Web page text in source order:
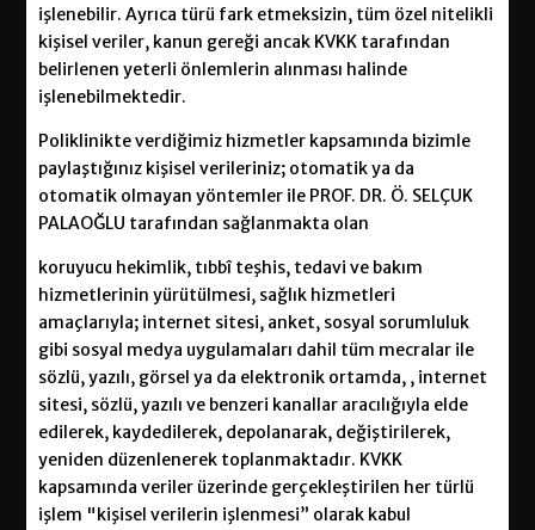
işlenebilir. Ayrıca türü fark etmeksizin, tüm özel nitelikli
kişisel veriler, kanun gereği ancak KVKK tarafından
belirlenen yeterli önlemlerin alınması halinde
işlenebilmektedir.
Poliklinikte verdiğimiz hizmetler kapsamında bizimle
paylaştığınız kişisel verileriniz; otomatik ya da
otomatik olmayan yöntemler ile PROF. DR. Ö. SELÇUK
PALAOĞLU tarafından sağlanmakta olan
koruyucu hekimlik, tıbbî teşhis, tedavi ve bakım
hizmetlerinin yürütülmesi, sağlık hizmetleri
amaçlarıyla; internet sitesi, anket, sosyal sorumluluk
gibi sosyal medya uygulamaları dahil tüm mecralar ile
sözlü, yazılı, görsel ya da elektronik ortamda, , internet
sitesi, sözlü, yazılı ve benzeri kanallar aracılığıyla elde
edilerek, kaydedilerek, depolanarak, değiştirilerek,
yeniden düzenlenerek toplanmaktadır. KVKK
kapsamında veriler üzerinde gerçekleştirilen her türlü
işlem "kişisel verilerin işlenmesi” olarak kabul